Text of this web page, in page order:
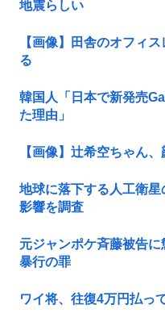
地震らしい
【画像】田舎のオフィ
る
韓国人「日本で新発売
た理由」
【画像】辻希空ちゃん
地球に落下する人工衛
影響を調査
元ジャンポケ斉藤被告
暴行の罪
ワイ将、往復4万円払っ